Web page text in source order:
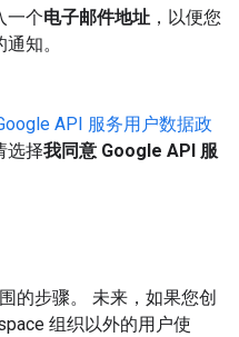
一个电子邮件地址 ，以便您
知。
API 服务用户数据政
选择我同意 Google API 服
的步骤。 未来，如果您创
组织以外的用户使